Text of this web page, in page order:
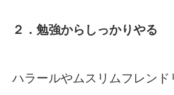
２．勉強からしっかりやる
ハラールやムスリムフレンド